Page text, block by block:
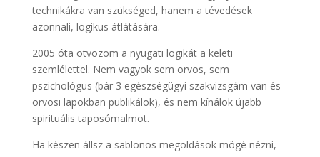
technikákra van szükséged, hanem a tévedések
azonnali, logikus átlátására.
2005 óta ötvözöm a nyugati logikát a keleti
szemlélettel. Nem vagyok sem orvos, sem
pszichológus (bár 3 egészségügyi szakvizsgám van és
orvosi lapokban publikálok), és nem kínálok újabb
spirituális taposómalmot.
Ha készen állsz a sablonos megoldások mögé nézni,